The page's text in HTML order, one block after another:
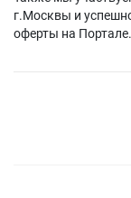
г.Москвы и
оферты на Портале.